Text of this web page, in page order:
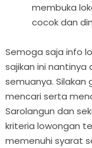
membuka
cocok dan
Semoga saja info
sajikan ini
semuanya.
mencari serta
Sarolangun dan
kriteria lowongan
memenuhi syarat